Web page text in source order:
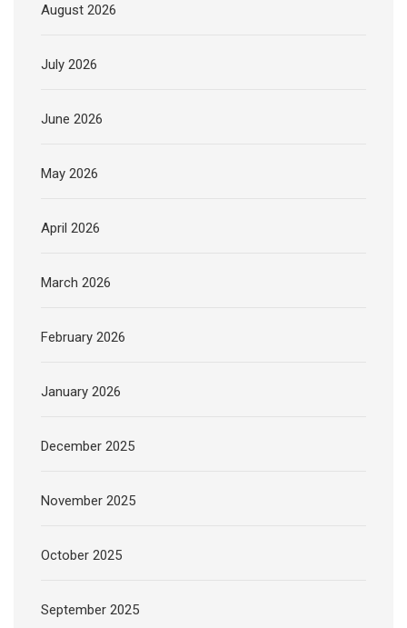
August 2026
July 2026
June 2026
May 2026
April 2026
March 2026
February 2026
January 2026
December 2025
November 2025
October 2025
September 2025